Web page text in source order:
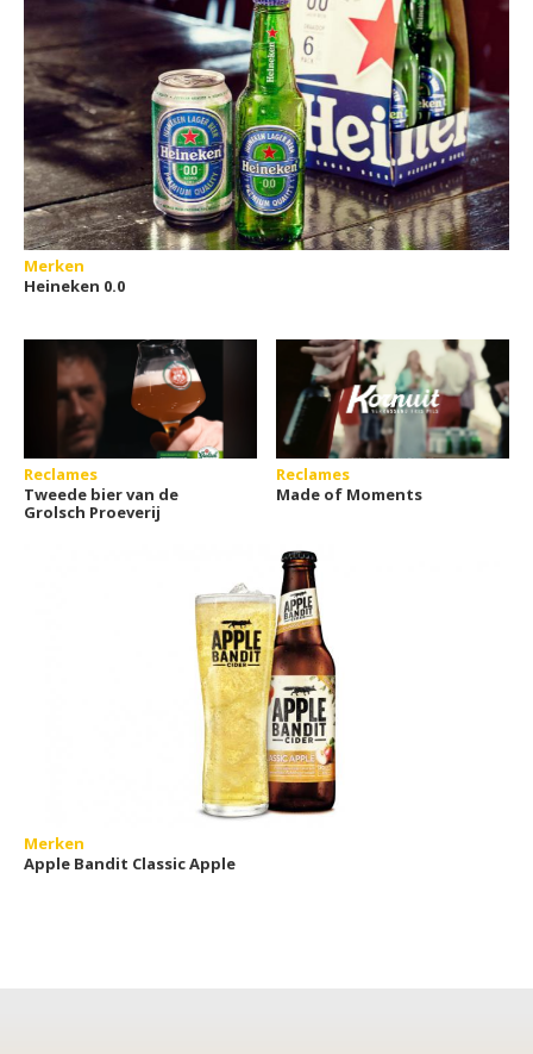
Merken
Heineken 0.0
Reclames
Tweede bier van de
Grolsch Proeverij
Reclames
Made of Moments
Merken
Apple Bandit Classic Apple